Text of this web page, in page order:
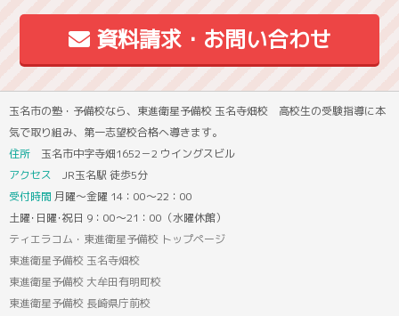
資料請求・お問い合わせ
玉名市の塾・予備校なら、東進衛星予備校 玉名寺畑校 高校生の受験指導に本
気で取り組み、第一志望校合格へ導きます。
住所 玉名市中字寺畑1652－2 ウイングスビル
アクセス JR玉名駅 徒歩5分
受付時間 月曜～金曜 14：00～22：00
土曜･日曜･祝日 9：00～21：00（水曜休館）
ティエラコム・東進衛星予備校 トップページ
東進衛星予備校 玉名寺畑校
東進衛星予備校 大牟田有明町校
東進衛星予備校 長崎県庁前校